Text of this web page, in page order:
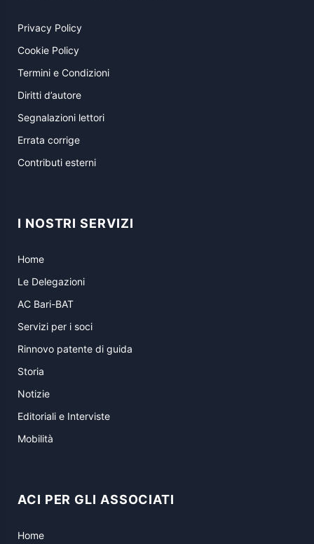
Privacy Policy
Cookie Policy
Termini e Condizioni
Diritti d’autore
Segnalazioni lettori
Errata corrige
Contributi esterni
I NOSTRI SERVIZI
Home
Le Delegazioni
AC Bari-BAT
Servizi per i soci
Rinnovo patente di guida
Storia
Notizie
Editoriali e Interviste
Mobilità
ACI PER GLI ASSOCIATI
Home